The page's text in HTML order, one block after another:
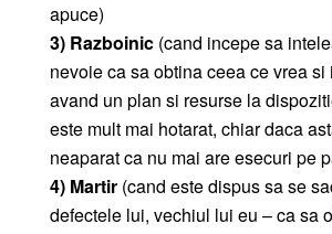
apuce)
3) Razboinic (cand incepe sa
nevoie ca sa obtina ceea ce vrea si
avand un plan si resurse la
este mult mai hotarat, chiar daca
neaparat ca nu mai are esecuri pe
4) Martir (cand este dispus sa se
defectele lui, vechiul lui eu – ca sa